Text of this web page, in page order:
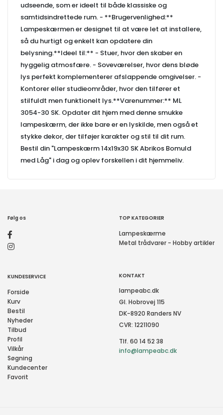
udseende, som er ideelt til både klassiske og
samtidsindrettede rum. - **Brugervenlighed:**
Lampeskærmen er designet til at være let at installere,
så du hurtigt og enkelt kan opdatere din
belysning.**Ideel til:** - Stuer, hvor den skaber en
hyggelig atmosfære. - Soveværelser, hvor dens bløde
lys perfekt komplementerer afslappende omgivelser. -
Kontorer eller studieområder, hvor den tilfører et
stilfuldt men funktionelt lys.**Varenummer:** ML
3054-30 SK. Opdater dit hjem med denne smukke
lampeskærm, der ikke bare er en lyskilde, men også et
stykke dekor, der tilføjer karakter og stil til dit rum.
Bestil din "Lampeskærm 14x19x30 SK Abrikos Bomuld
med Låg" i dag og oplev forskellen i dit hjemmeliv.
Følg os TOP KATEGORIER
Lampeskærme
Metal trådvarer - Hobby artikler
KUNDESERVICE
Forside
Kurv
Bestil
Nyheder
Tilbud
Profil
Vilkår
Søgning
Kundecenter
Favorit
KONTAKT
lampeabc.dk
Gl. Hobrovej 115
DK-8920 Randers NV
CVR: 12211090
Tlf. 60 14 52 38
info@lampeabc.dk